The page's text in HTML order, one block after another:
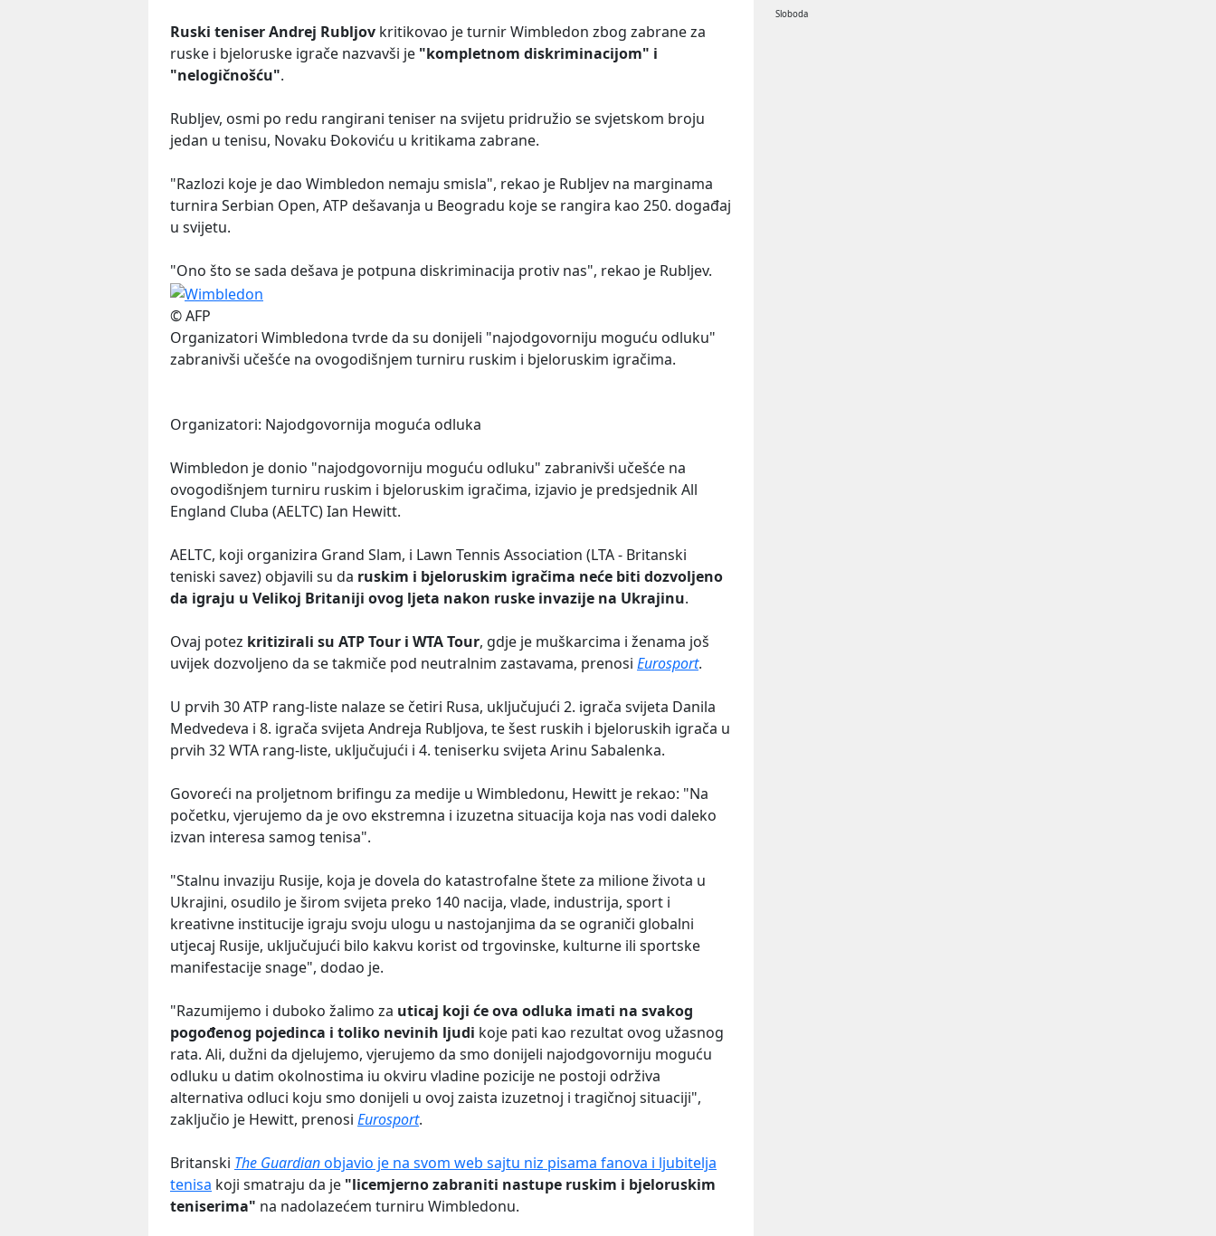
Ruski teniser Andrej Rubljov kritikovao je turnir Wimbledon zbog zabrane za
ruske i bjeloruske igrače nazvavši je "kompletnom diskriminacijom" i
"nelogičnošću".
Rubljev, osmi po redu rangirani teniser na svijetu pridružio se svjetskom broju
jedan u tenisu, Novaku Đokoviću u kritikama zabrane.
"Razlozi koje je dao Wimbledon nemaju smisla", rekao je Rubljev na marginama
turnira Serbian Open, ATP dešavanja u Beogradu koje se rangira kao 250. događaj
u svijetu.
"Ono što se sada dešava je potpuna diskriminacija protiv nas", rekao je Rubljev.
© AFP
Organizatori Wimbledona tvrde da su donijeli "najodgovorniju moguću odluku"
zabranivši učešće na ovogodišnjem turniru ruskim i bjeloruskim igračima.
Organizatori: Najodgovornija moguća odluka
Wimbledon je donio "najodgovorniju moguću odluku" zabranivši učešće na
ovogodišnjem turniru ruskim i bjeloruskim igračima, izjavio je predsjednik All
England Cluba (AELTC) Ian Hewitt.
AELTC, koji organizira Grand Slam, i Lawn Tennis Association (LTA - Britanski
teniski savez) objavili su da ruskim i bjeloruskim igračima neće biti dozvoljeno
da igraju u Velikoj Britaniji ovog ljeta nakon ruske invazije na Ukrajinu.
Ovaj potez kritizirali su ATP Tour i WTA Tour, gdje je muškarcima i ženama još
uvijek dozvoljeno da se takmiče pod neutralnim zastavama, prenosi Eurosport.
U prvih 30 ATP rang-liste nalaze se četiri Rusa, uključujući 2. igrača svijeta Danila
Medvedeva i 8. igrača svijeta Andreja Rubljova, te šest ruskih i bjeloruskih igrača u
prvih 32 WTA rang-liste, uključujući i 4. teniserku svijeta Arinu Sabalenka.
Govoreći na proljetnom brifingu za medije u Wimbledonu, Hewitt je rekao: "Na
početku, vjerujemo da je ovo ekstremna i izuzetna situacija koja nas vodi daleko
izvan interesa samog tenisa".
"Stalnu invaziju Rusije, koja je dovela do katastrofalne štete za milione života u
Ukrajini, osudilo je širom svijeta preko 140 nacija, vlade, industrija, sport i
kreativne institucije igraju svoju ulogu u nastojanjima da se ograniči globalni
utjecaj Rusije, uključujući bilo kakvu korist od trgovinske, kulturne ili sportske
manifestacije snage", dodao je.
"Razumijemo i duboko žalimo za uticaj koji će ova odluka imati na svakog
pogođenog pojedinca i toliko nevinih ljudi koje pati kao rezultat ovog užasnog
rata. Ali, dužni da djelujemo, vjerujemo da smo donijeli najodgovorniju moguću
odluku u datim okolnostima iu okviru vladine pozicije ne postoji održiva
alternativa odluci koju smo donijeli u ovoj zaista izuzetnoj i tragičnoj situaciji",
zaključio je Hewitt, prenosi Eurosport.
Britanski The Guardianobjavio je na svom web sajtu niz pisama fanova i ljubitelja
tenisa koji smatraju da je "licemjerno zabraniti nastupe ruskim i bjeloruskim
teniserima" na nadolazećem turniru Wimbledonu.
Sloboda